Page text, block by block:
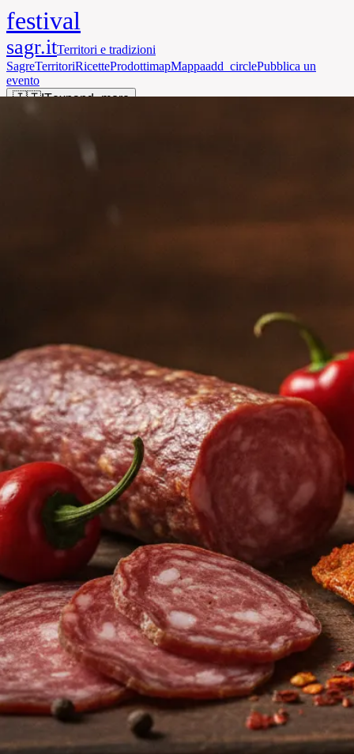
festival
sagr.itTerritori e tradizioni
SagreTerritoriRicetteProdottimapMappaadd_circlePubblica un
evento
🇮🇹ITexpand_more